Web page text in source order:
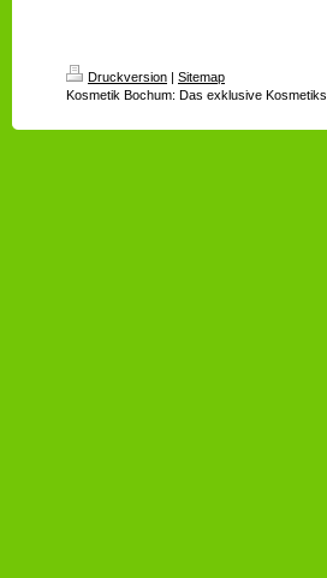
Druckversion | Sitemap
Kosmetik Bochum: Das exklusive